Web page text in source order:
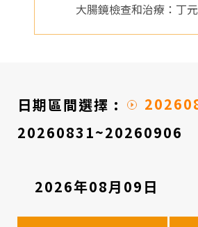
大腸鏡檢查和治療：丁
日期區間選擇 :
20260831~20260906
2026年08月09日
診